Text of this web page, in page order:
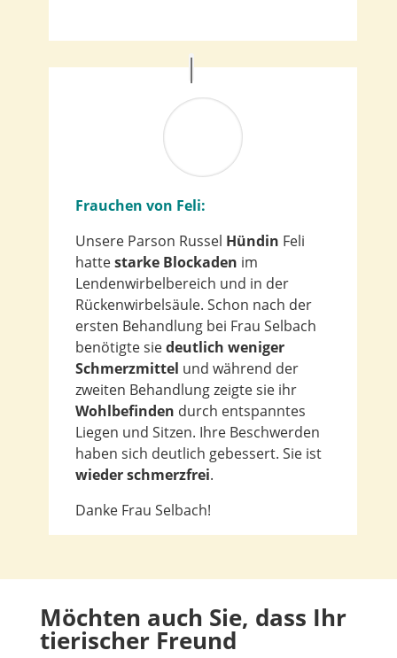
Frauchen von Feli:
Unsere Parson Russel Hündin Feli
hattestarke Blockaden im
Lendenwirbelbereich und in der
Rückenwirbelsäule. Schon nach der
ersten Behandlung bei Frau Selbach
benötigte siedeutlich weniger
Schmerzmittel und während der
zweiten Behandlung zeigte sie ihr
Wohlbefinden durch entspanntes
Liegen und Sitzen. Ihre Beschwerden
haben sich deutlich gebessert. Sie ist
wiederschmerzfrei.
Danke Frau Selbach!
Möchten auch Sie, dass Ihr
tierischer Freund